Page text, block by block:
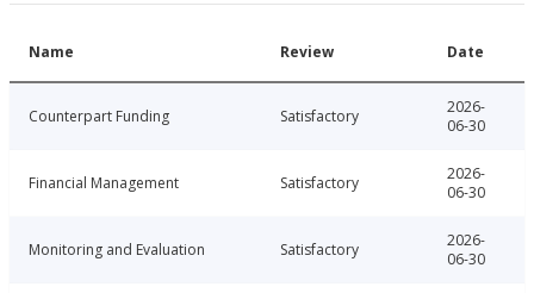
Name Review Date
Counterpart Funding Satisfactory
2026-
06-30
Financial Management Satisfactory
2026-
06-30
Monitoring and Evaluation Satisfactory
2026-
06-30